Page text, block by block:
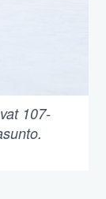
107-